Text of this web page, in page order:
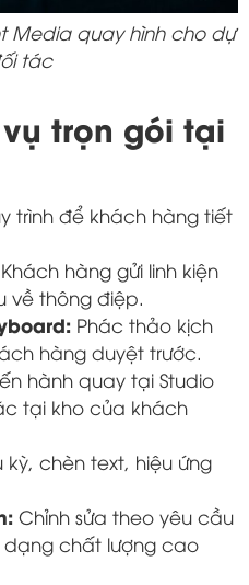
Media quay hình cho dự
tác
trọn gói tại
trình để khách hàng tiết
Khách hàng gửi linh kiện
về thông điệp.
Phác thảo kịch
hàng duyệt trước.
hành quay tại Studio
tại kho của khách
kỳ, chèn text, hiệu ứng
Chỉnh sửa theo yêu cầu
chất lượng cao